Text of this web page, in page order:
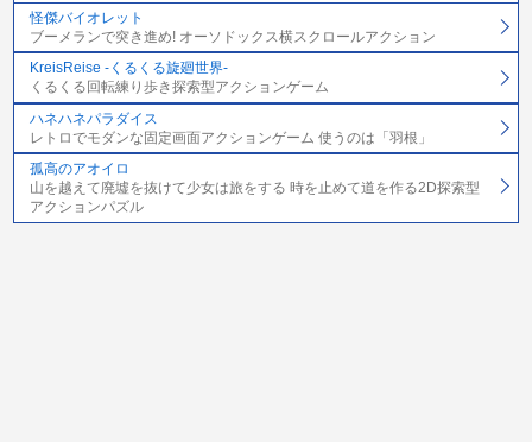
怪傑バイオレット
ブーメランで突き進め! オーソドックス横スクロールアクション
KreisReise -くるくる旋廻世界-
くるくる回転練り歩き探索型アクションゲーム
ハネハネパラダイス
レトロでモダンな固定画面アクションゲーム 使うのは「羽根」
孤高のアオイロ
山を越えて廃墟を抜けて少女は旅をする 時を止めて道を作る2D探索型
アクションパズル